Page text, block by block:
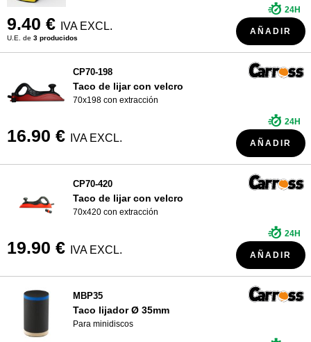
9.40 € IVA EXCL.
U.E. de 3 producidos
24H
AÑADIR
CP70-198
Taco de lijar con velcro
70x198 con extracción
16.90 € IVA EXCL.
24H
AÑADIR
CP70-420
Taco de lijar con velcro
70x420 con extracción
19.90 € IVA EXCL.
24H
AÑADIR
MBP35
Taco lijador Ø 35mm
Para minidiscos